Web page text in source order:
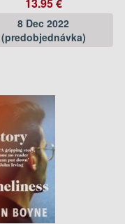
8 Dec 2022
(predobjednávka)